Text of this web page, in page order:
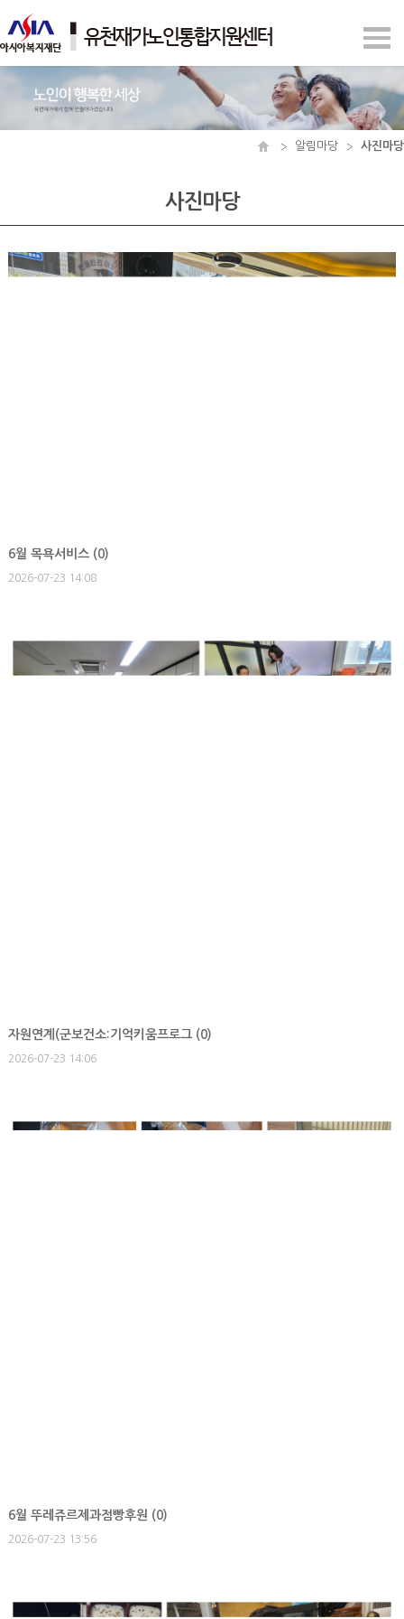
알림마당 사진마당
사진마당
6월 목욕서비스 (0)
2026-07-23 14:08
자원연계(군보건소:기억키움프로그 (0)
2026-07-23 14:06
6월 뚜레쥬르제과점빵후원 (0)
2026-07-23 13:56